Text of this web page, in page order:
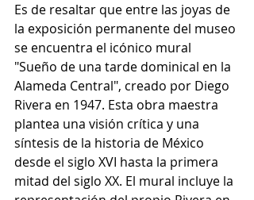
Es de resaltar que entre las joyas de
la exposición permanente del museo
se encuentra el icónico mural
"Sueño de una tarde dominical en la
Alameda Central", creado por Diego
Rivera en 1947. Esta obra maestra
plantea una visión crítica y una
síntesis de la historia de México
desde el siglo XVI hasta la primera
mitad del siglo XX. El mural incluye la